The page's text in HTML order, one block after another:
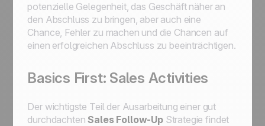
potenzielle Gelegenheit, das Geschäft näher an
den Abschluss zu bringen, aber auch eine
Chance, Fehler zu machen und die Chancen auf
einen erfolgreichen Abschluss zu beeinträchtigen.
Basics First: Sales Activities
Der wichtigste Teil der Ausarbeitung einer gut
durchdachtenSales Follow-UpStrategie findet